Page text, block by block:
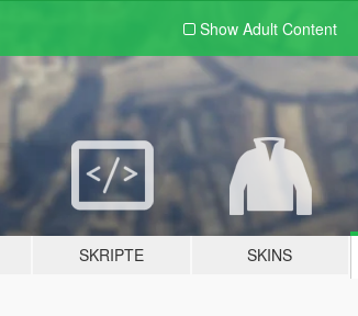
Show Adult Content
SKRIPTE SKINS